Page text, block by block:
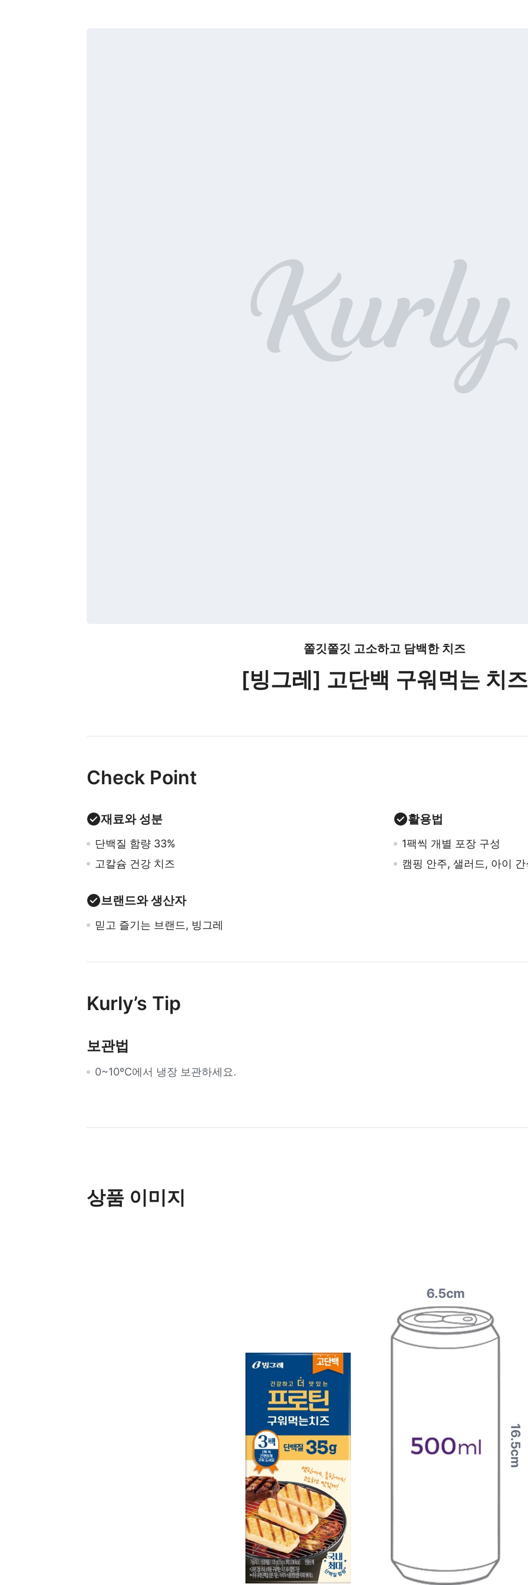
쫄깃쫄깃 고소하고 담백한 치즈
[빙그레] 고단백 구워먹는 치즈
Check Point
재료와 성분
단백질 함량 33%
고칼슘 건강 치즈
활용법
1팩씩 개별 포장 구성
캠핑 안주, 샐러드, 아이
브랜드와 생산자
믿고 즐기는 브랜드, 빙그레
Kurly’s Tip
보관법
0~10ºC에서 냉장 보관하세요.
상품 이미지